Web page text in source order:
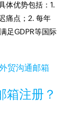
体优势包括：1.
痛点；2. 每年
足GDPR等国际
注册？